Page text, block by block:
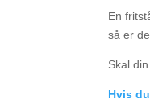
En
så er
Skal
Hvis